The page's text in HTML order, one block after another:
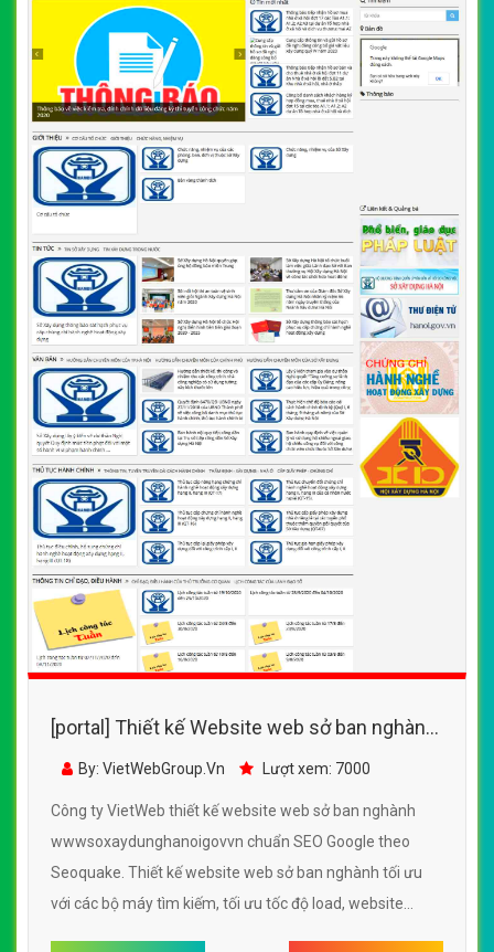
[portal] Thiết kế Website web sở ban nghành
- wwwsoxaydunghanoigovvn
By: VietWebGroup.Vn Lượt xem: 7000
Công ty VietWeb thiết kế website web sở ban nghành
wwwsoxaydunghanoigovvn chuẩn SEO Google theo
Seoquake. Thiết kế website web sở ban nghành tối ưu
với các bộ máy tìm kiếm, tối ưu tốc độ load, website